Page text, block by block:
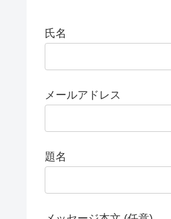
氏名
メールアドレス
題名